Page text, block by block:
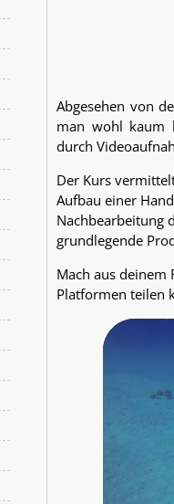
Abgesehen von
man wohl kaum
durch
Der Kurs
Aufbau einer
Nachbearbeitung
grundlegende
Mach aus deinem
Platformen teilen